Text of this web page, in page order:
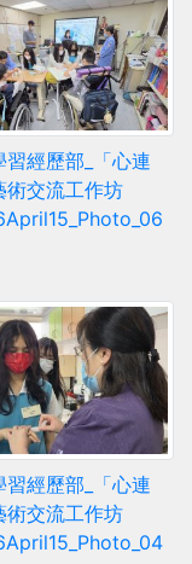
習經歷部_「心連
術交流工作坊
習經歷部_「心連
術交流工作坊